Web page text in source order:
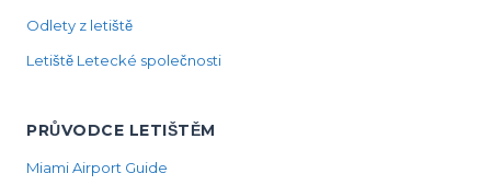
Odlety z letiště
Letiště Letecké společnosti
PRŮVODCE LETIŠTĚM
Miami Airport Guide